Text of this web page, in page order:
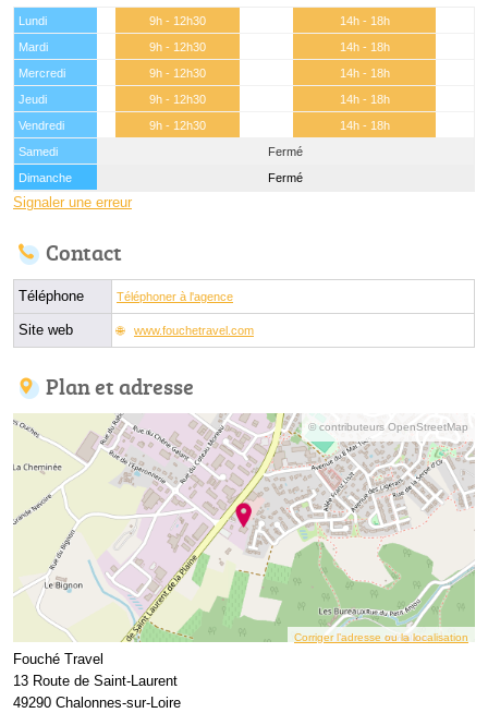
Lundi 9h - 12h30
14h - 18h
Mardi
9h - 12h30
14h - 18h
Mercredi
9h - 12h30
14h - 18h
Jeudi
9h - 12h30
14h - 18h
Vendredi
9h - 12h30
14h - 18h
Samedi
Fermé
Dimanche
Fermé
Signaler une erreur
Contact
Téléphone Téléphoner à l'agence
Site web www.fouchetravel.com
Plan et adresse
© contributeurs OpenStreetMap
Corriger l’adresse ou la localisation
Fouché Travel
13 Route de Saint-Laurent
49290 Chalonnes-sur-Loire